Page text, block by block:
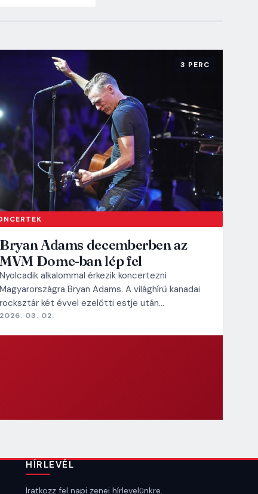
3 PERC
Bryan Adams decemberben az
MVM Dome-ban lép fel
Nyolcadik alkalommal érkezik koncertezni
Magyarországra Bryan Adams. A világhírű kanadai
rocksztár két évvel ezelőtti estje után…
2026. 03. 02.
HÍRLEVÉL
Iratkozz fel napi zenei hírlevelünkre.